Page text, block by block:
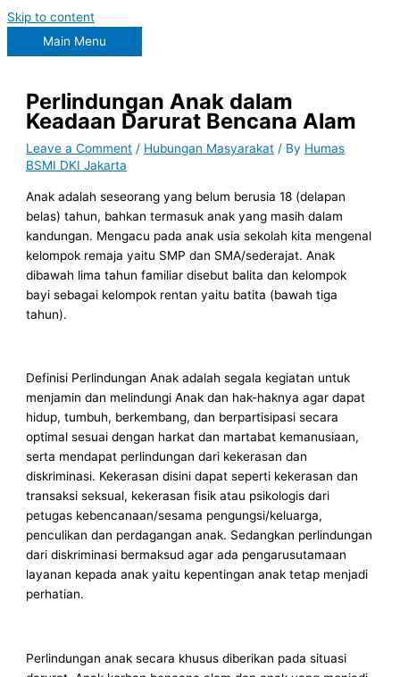
Skip to content
Main Menu
Perlindungan Anak dalam
Keadaan Darurat Bencana Alam
Leave a Comment / Hubungan Masyarakat / By Humas
BSMI DKI Jakarta
Anak adalah seseorang yang belum berusia 18 (delapan
belas) tahun, bahkan termasuk anak yang masih dalam
kandungan. Mengacu pada anak usia sekolah kita mengenal
kelompok remaja yaitu SMP dan SMA/sederajat. Anak
dibawah lima tahun familiar disebut balita dan kelompok
bayi sebagai kelompok rentan yaitu batita (bawah tiga
tahun).
Definisi Perlindungan Anak adalah segala kegiatan untuk
menjamin dan melindungi Anak dan hak-haknya agar dapat
hidup, tumbuh, berkembang, dan berpartisipasi secara
optimal sesuai dengan harkat dan martabat kemanusiaan,
serta mendapat perlindungan dari kekerasan dan
diskriminasi. Kekerasan disini dapat seperti kekerasan dan
transaksi seksual, kekerasan fisik atau psikologis dari
petugas kebencanaan/sesama pengungsi/keluarga,
penculikan dan perdagangan anak. Sedangkan perlindungan
dari diskriminasi bermaksud agar ada pengarusutamaan
layanan kepada anak yaitu kepentingan anak tetap menjadi
perhatian.
Perlindungan anak secara khusus diberikan pada situasi